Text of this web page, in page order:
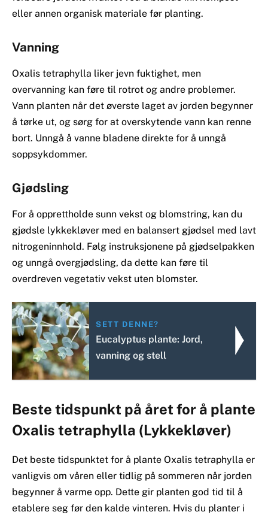
eller annen organisk materiale før planting.
Vanning
Oxalis tetraphylla liker jevn fuktighet, men
overvanning kan føre til rotrot og andre problemer.
Vann planten når det øverste laget av jorden begynner
å tørke ut, og sørg for at overskytende vann kan renne
bort. Unngå å vanne bladene direkte for å unngå
soppsykdommer.
Gjødsling
For å opprettholde sunn vekst og blomstring, kan du
gjødsle lykkekløver med en balansert gjødsel med lavt
nitrogeninnhold. Følg instruksjonene på gjødselpakken
og unngå overgjødsling, da dette kan føre til
overdreven vegetativ vekst uten blomster.
SETT DENNE?
Eucalyptus plante: Jord,
vanning og stell
Beste tidspunkt på året for å plante
Oxalis tetraphylla (Lykkekløver)
Det beste tidspunktet for å plante Oxalis tetraphylla er
vanligvis om våren eller tidlig på sommeren når jorden
begynner å varme opp. Dette gir planten god tid til å
etablere seg før den kalde vinteren. Hvis du planter i